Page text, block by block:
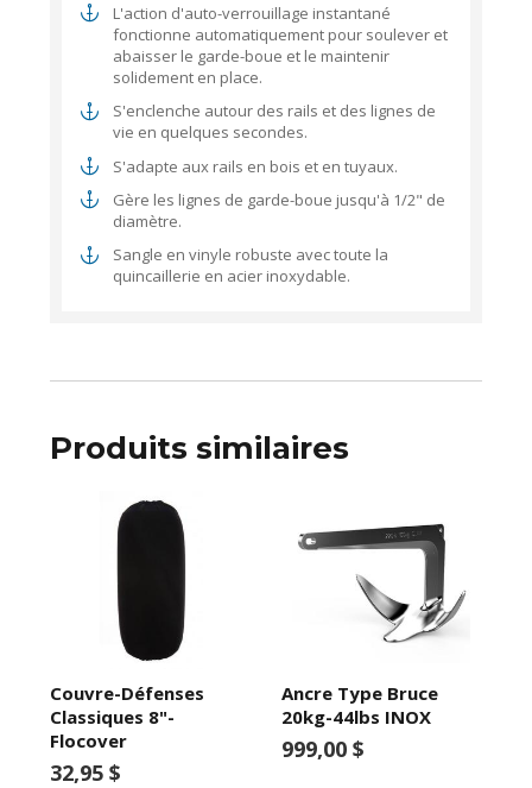
L'action d'auto-verrouillage instantané
fonctionne automatiquement pour soulever et
abaisser le garde-boue et le maintenir
solidement en place.
S'enclenche autour des rails et des lignes de
vie en quelques secondes.
S'adapte aux rails en bois et en tuyaux.
Gère les lignes de garde-boue jusqu'à 1/2" de
diamètre.
Sangle en vinyle robuste avec toute la
quincaillerie en acier inoxydable.
Produits similaires
Couvre-Défenses
Classiques 8"-
Flocover
32,95 $
Ancre Type Bruce
20kg-44lbs INOX
999,00 $